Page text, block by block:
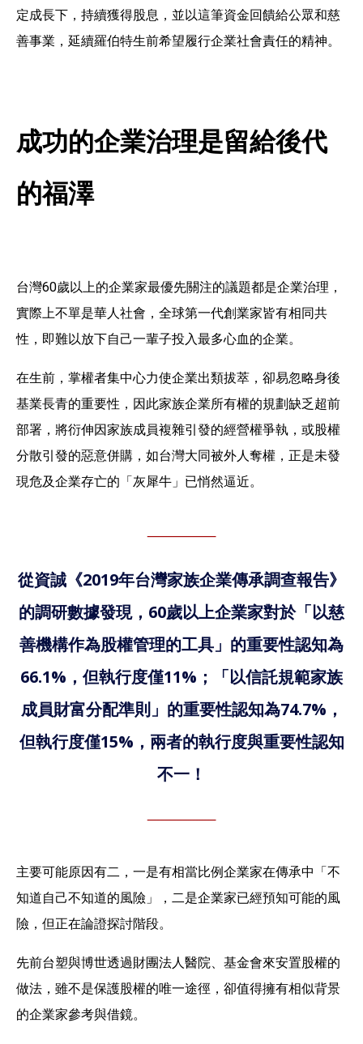
定成長下，持續獲得股息，並以這筆資金回饋給公眾和慈
善事業，延續羅伯特生前希望履行企業社會責任的精神。
成功的企業治理是留給後代
的福澤
台灣60歲以上的企業家最優先關注的議題都是企業治理，
實際上不單是華人社會，全球第一代創業家皆有相同共
性，即難以放下自己一輩子投入最多心血的企業。
在生前，掌權者集中心力使企業出類拔萃，卻易忽略身後
基業長青的重要性，因此家族企業所有權的規劃缺乏超前
部署，將衍伸因家族成員複雜引發的經營權爭執，或股權
分散引發的惡意併購，如台灣大同被外人奪權，正是未發
現危及企業存亡的「灰犀牛」已悄然逼近。
從資誠《2019年台灣家族企業傳承調查報告》
的調研數據發現，60歲以上企業家對於「以慈
善機構作為股權管理的工具」的重要性認知為
66.1%，但執行度僅11%；「以信託規範家族
成員財富分配準則」的重要性認知為74.7%，
但執行度僅15%，兩者的執行度與重要性認知
不一！
主要可能原因有二，一是有相當比例企業家在傳承中「不
知道自己不知道的風險」，二是企業家已經預知可能的風
險，但正在論證探討階段。
先前台塑與博世透過財團法人醫院、基金會來安置股權的
做法，雖不是保護股權的唯一途徑，卻值得擁有相似背景
的企業家參考與借鏡。